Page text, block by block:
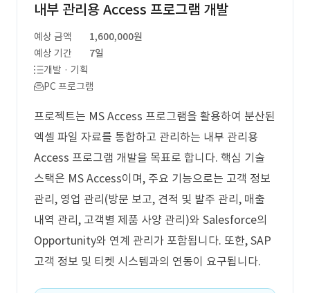
내부 관리용 Access 프로그램 개발
예상 금액
1,600,000원
예상 기간
7일
개발 · 기획
PC 프로그램
프로젝트는 MS Access 프로그램을 활용하여 분산된
엑셀 파일 자료를 통합하고 관리하는 내부 관리용
Access 프로그램 개발을 목표로 합니다. 핵심 기술
스택은 MS Access이며, 주요 기능으로는 고객 정보
관리, 영업 관리(방문 보고, 견적 및 발주 관리, 매출
내역 관리, 고객별 제품 사양 관리)와 Salesforce의
Opportunity와 연계 관리가 포함됩니다. 또한, SAP
고객 정보 및 티켓 시스템과의 연동이 요구됩니다.